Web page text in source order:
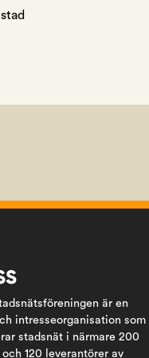
är en
intresseorganisation som
stadsnät i närmare 200
och 120 leverantörer av